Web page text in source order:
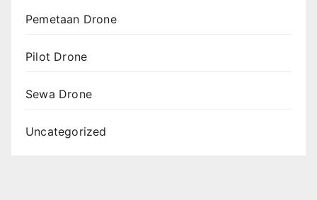
Pemetaan Drone
Pilot Drone
Sewa Drone
Uncategorized